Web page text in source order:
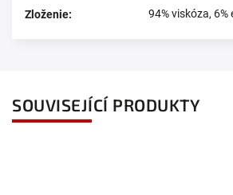
Zloženie: 94% viskóza, 6%
SOUVISEJÍCÍ PRODUKTY